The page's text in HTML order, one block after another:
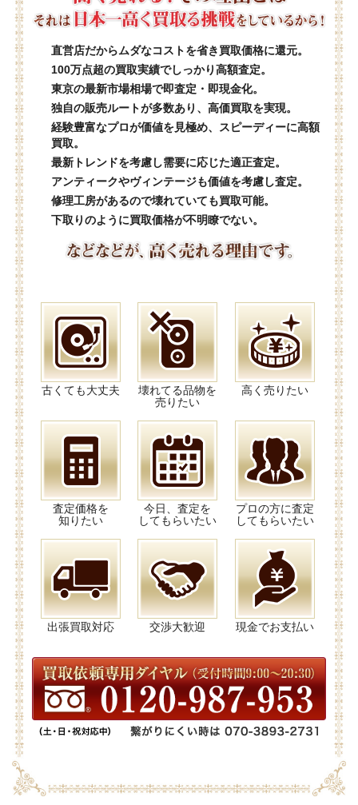
直営店だからムダなコストを省き買取価格に還元。
100万点超の買取実績でしっかり高額査定。
東京の最新市場相場で即査定・即現金化。
独自の販売ルートが多数あり、高価買取を実現。
経験豊富なプロが価値を見極め、スピーディーに高額
買取。
最新トレンドを考慮し需要に応じた適正査定。
アンティークやヴィンテージも価値を考慮し査定。
修理工房があるので壊れていても買取可能。
下取りのように買取価格が不明瞭でない。
古くても大丈夫
壊れてる品物を
売りたい
高く売りたい
査定価格を
知りたい
今日、査定を
してもらいたい
プロの方に査定
してもらいたい
出張買取対応 交渉大歓迎 現金でお支払い